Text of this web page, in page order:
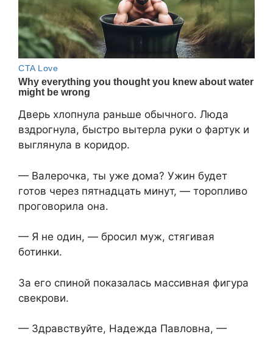
Дверь хлопнула раньше обычного. Люда
вздрогнула, быстро вытерла руки о фартук и
выглянула в коридор.
— Валерочка, ты уже дома? Ужин будет
готов через пятнадцать минут, — торопливо
проговорила она.
— Я не один, — бросил муж, стягивая
ботинки.
За его спиной показалась массивная фигура
свекрови.
— Здравствуйте, Надежда Павловна, —